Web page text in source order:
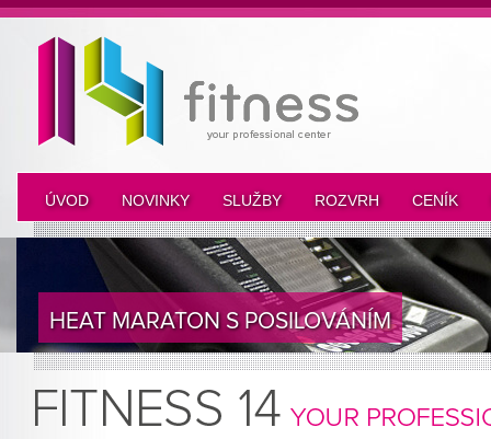
ÚVOD NOVINKY SLUŽBY ROZVRH CENÍK
HEAT MARATON S POSILOVÁNÍM